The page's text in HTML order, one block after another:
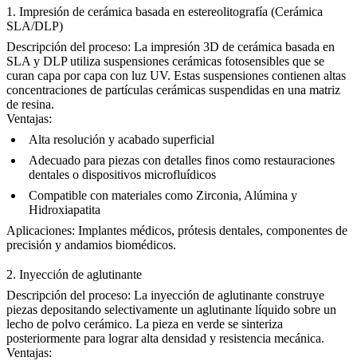
1. Impresión de cerámica basada en estereolitografía (Cerámica
SLA/DLP)
Descripción del proceso: La impresión 3D de cerámica basada en
SLA y DLP utiliza suspensiones cerámicas fotosensibles que se
curan capa por capa con luz UV. Estas suspensiones contienen altas
concentraciones de partículas cerámicas suspendidas en una matriz
de resina.
Ventajas:
Alta resolución y acabado superficial
Adecuado para piezas con detalles finos como restauraciones
dentales o dispositivos microfluídicos
Compatible con materiales como Zirconia, Alúmina y
Hidroxiapatita
Aplicaciones: Implantes médicos, prótesis dentales, componentes de
precisión y andamios biomédicos.
2. Inyección de aglutinante
Descripción del proceso: La inyección de aglutinante construye
piezas depositando selectivamente un aglutinante líquido sobre un
lecho de polvo cerámico. La pieza en verde se sinteriza
posteriormente para lograr alta densidad y resistencia mecánica.
Ventajas: